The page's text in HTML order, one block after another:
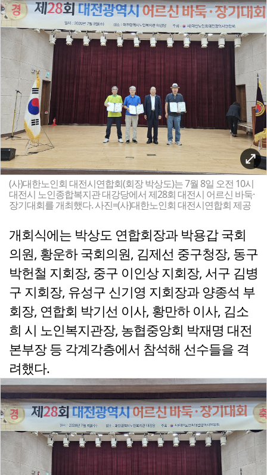
(사)대한노인회 대전시연합회(회장 박상도)는 7월 8일 오전 10시
대전시 노인종합복지관 대강당에서 제28회 대전시 어르신 바둑·
장기대회를 개최했다. 사진=(사)대한노인회 대전시연합회 제공
개회식에는 박상도 연합회장과 박용갑 국회
의원, 황운하 국회의원, 김제선 중구청장, 동구
박헌철 지회장, 중구 이인상 지회장, 서구 김병
구 지회장, 유성구 신기영 지회장과 양종석 부
회장, 연합회 박기선 이사, 황만하 이사, 김소
희 시 노인복지관장, 농협중앙회 박재명 대전
본부장 등 각계각층에서 참석해 선수들을 격
려했다.